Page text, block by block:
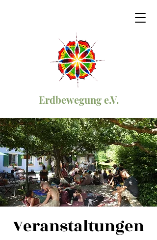
Erdbewegung e.V.
Veranstaltungen